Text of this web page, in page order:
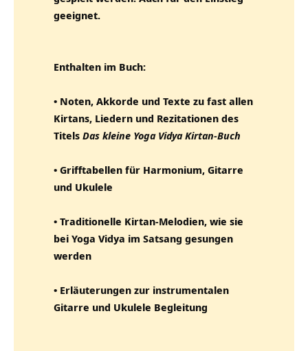
geeignet.
Enthalten im Buch:
• Noten, Akkorde und Texte zu fast allen
Kirtans, Liedern und Rezitationen des
Titels Das kleine Yoga Vidya Kirtan-Buch
• Grifftabellen für Harmonium, Gitarre
und Ukulele
• Traditionelle Kirtan-Melodien, wie sie
bei Yoga Vidya im Satsang gesungen
werden
• Erläuterungen zur instrumentalen
Gitarre und Ukulele Begleitung